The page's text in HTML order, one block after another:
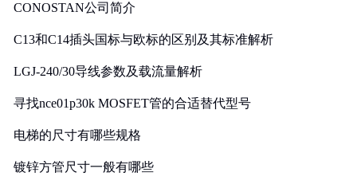
CONOSTAN公司简介
C13和C14插头国标与欧标的区别及其标准解析
LGJ-240/30导线参数及载流量解析
寻找nce01p30k MOSFET管的合适替代型号
电梯的尺寸有哪些规格
镀锌方管尺寸一般有哪些